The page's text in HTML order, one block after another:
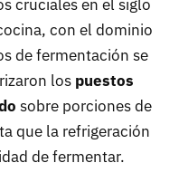
cruciales en el siglo
con el dominio
de fermentación se
los puestos
sobre porciones de
que la refrigeración
de fermentar.